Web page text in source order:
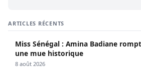
ARTICLES RÉCENTS
Miss Sénégal : Amina Badiane
une mue historique
8 août 2026